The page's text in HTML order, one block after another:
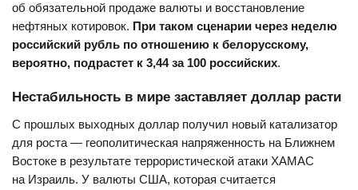
об обязательной продаже валюты и восстановление
нефтяных котировок. При таком сценарии через неделю
российский рубль по отношению к белорусскому,
вероятно, подрастет к 3,44 за 100 российских.
Нестабильность в мире заставляет доллар расти
С прошлых выходных доллар получил новый катализатор
для роста — геополитическая напряженность на Ближнем
Востоке в результате террористической атаки ХАМАС
на Израиль. У валюты США, которая считается